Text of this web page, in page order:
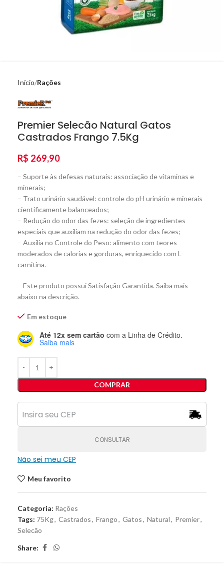
Início Rações
Premier Selecão Natural Gatos
Castrados Frango 7.5Kg
R$ 269,90
– Suporte às defesas naturais: associação de vitaminas e
minerais;
– Trato urinário saudável: controle do pH urinário e minerais
cientificamente balanceados;
– Redução do odor das fezes: seleção de ingredientes
especiais que auxiliam na redução do odor das fezes;
– Auxilia no Controle do Peso: alimento com teores
moderados de calorias e gorduras, enriquecido com L-
carnitina.
– Este produto possui Satisfação Garantida. Saiba mais
abaixo na descrição.
Em estoque
Até 12x sem cartão com a Linha de Crédito.
Saiba mais
COMPRAR
CONSULTAR
Não sei meu CEP
Meu favorito
Categoria: Rações
Tags: 75Kg, Castrados, Frango, Gatos, Natural, Premier,
Selecão
Share: